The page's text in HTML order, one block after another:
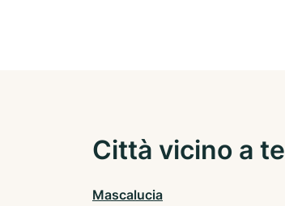
Città vicino a te
Mascalucia